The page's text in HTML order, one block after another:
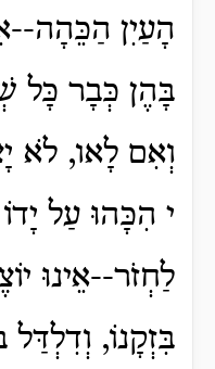
הָעַיִן
בָּהֶן כְּבָר כָּל
וְאִם לָאו, לֹא
י הִכָּהוּ עַל
לַחְזֹר--אֵינוּ
בִּזְקָנוֹ,